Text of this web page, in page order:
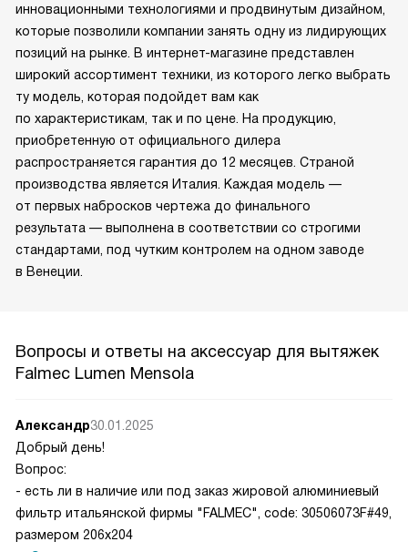
инновационными технологиями и продвинутым дизайном,
которые позволили компании занять одну из лидирующих
позиций на рынке. В интернет-магазине представлен
широкий ассортимент техники, из которого легко выбрать
ту модель, которая подойдет вам как
по характеристикам, так и по цене. На продукцию,
приобретенную от официального дилера
распространяется гарантия до 12 месяцев. Страной
производства является Италия. Каждая модель —
от первых набросков чертежа до финального
результата — выполнена в соответствии со строгими
стандартами, под чутким контролем на одном заводе
в Венеции.
Вопросы и ответы на аксессуар для вытяжек
Falmec Lumen Mensola
Александр30.01.2025
Добрый день!
Вопрос:
- есть ли в наличие или под заказ жировой алюминиевый
фильтр итальянской фирмы "FALMEC", code: 30506073F#49,
размером 206х204